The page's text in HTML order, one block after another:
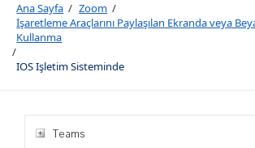
Ana Sayfa / Zoom /
İşaretleme Araçlarını Paylaşılan Ekranda veya
Kullanma
/
IOS Işletim Sisteminde
Teams